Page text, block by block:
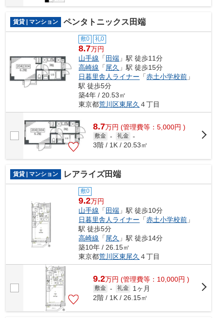
賃貸 | マンション ペンタトニックス田端
敷0 礼0
8.7万円
山手線 「 田端 」駅 徒歩11分
高崎線 「尾久 」駅 徒歩15分
日暮里舎人ライナー 「赤土小学校前 」
駅 徒歩5分
築4年 / 20.53㎡
東京都荒川区東尾久 ４丁目
8.7万円 (管理費等：5,000円 )
敷金 - 礼金 -
3階 / 1K / 20.53㎡
賃貸 | マンション レアライズ田端
敷0
9.2万円
山手線 「 田端 」駅 徒歩10分
日暮里舎人ライナー 「赤土小学校前 」
駅 徒歩5分
高崎線 「尾久 」駅 徒歩14分
築10年 / 26.15㎡
東京都荒川区東尾久 ４丁目
9.2万円 (管理費等：10,000円 )
敷金 - 礼金
1ヶ月
2階 / 1K / 26.15㎡